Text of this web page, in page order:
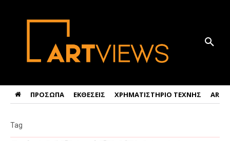
ΠΡΟΣΩΠΑ ΕΚΘΕΣΕΙΣ ΧΡΗΜΑΤΙΣΤΗΡΙΟ ΤΕΧΝΗΣ ART
Tag